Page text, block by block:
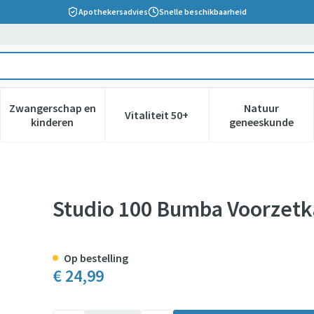
Apothekersadvies Snelle beschikbaarheid
verzorging en hygiëne categorie
voor Dieet, voeding en vitamines categorie
Zwangerschap en
kinderenToon submenu voor Zwangerschap en kinderen
Vitaliteit 50+Toon submenu voor Vitaliteit
Natuur
geneeskunde
Toon
Studio 100 Bumba
€ 24,99
Op bestelling